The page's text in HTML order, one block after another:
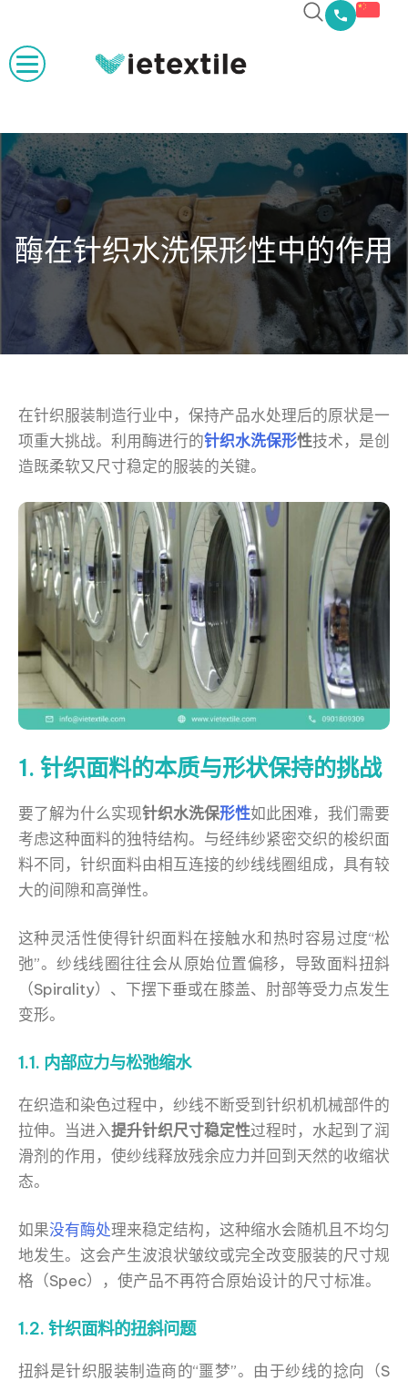
酶在针织水洗保形性中的作用
在针织服装制造行业中，保持产品水处理后的原状是一
项重大挑战。利用酶进行的针织水洗保形性技术，是创
造既柔软又尺寸稳定的服装的关键。
1. 针织面料的本质与形状保持的挑战
要了解为什么实现针织水洗保形性如此困难，我们需要
考虑这种面料的独特结构。与经纬纱紧密交织的梭织面
料不同，针织面料由相互连接的纱线线圈组成，具有较
大的间隙和高弹性。
这种灵活性使得针织面料在接触水和热时容易过度“松
弛”。纱线线圈往往会从原始位置偏移，导致面料扭斜
（Spirality）、下摆下垂或在膝盖、肘部等受力点发生
变形。
1.1. 内部应力与松弛缩水
在织造和染色过程中，纱线不断受到针织机机械部件的
拉伸。当进入提升针织尺寸稳定性过程时，水起到了润
滑剂的作用，使纱线释放残余应力并回到天然的收缩状
态。
如果没有酶处理来稳定结构，这种缩水会随机且不均匀
地发生。这会产生波浪状皱纹或完全改变服装的尺寸规
格（Spec），使产品不再符合原始设计的尺寸标准。
1.2. 针织面料的扭斜问题
扭斜是针织服装制造商的“噩梦”。由于纱线的捻向（S